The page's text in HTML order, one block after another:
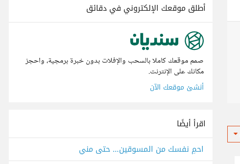
أطلق موقعك الإلكتروني في دقائق
صمم موقعك كاملا بالسحب والإفلات بدون خبرة برمجية، واحجز
مكانك على الإنترنت.
أنشئ موقعك الآن
اقرأ أيضًا
احمِ نفسك من المسوقين… حتى مني